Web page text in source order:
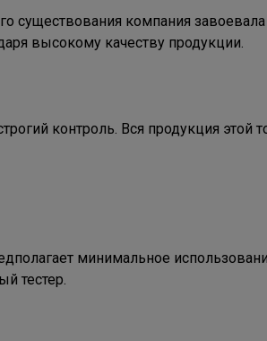
существования компания
высокому качеству продукции.
контроль. Вся продукция этой
минимальное
тестер.